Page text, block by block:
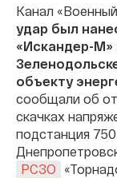
Канал
удар был
«Искандер-М»
объекту
сообщали об
скачках
подстанция
РСЗО